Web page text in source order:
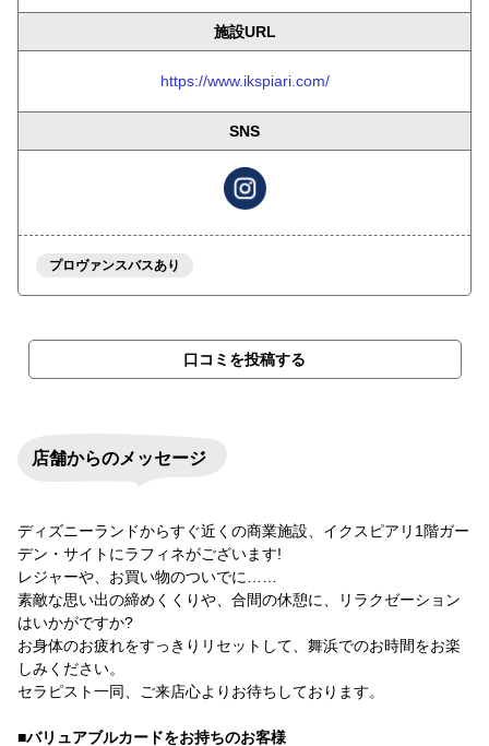
施設URL
https://www.ikspiari.com/
SNS
プロヴァンスバスあり
口コミを投稿する
店舗からのメッセージ
ディズニーランドからすぐ近くの商業施設、イクスピアリ1階ガー
デン・サイトにラフィネがございます!
レジャーや、お買い物のついでに……
素敵な思い出の締めくくりや、合間の休憩に、リラクゼーション
はいかがですか?
お身体のお疲れをすっきりリセットして、舞浜でのお時間をお楽
しみください。
セラピスト一同、ご来店心よりお待ちしております。
■バリュアブルカードをお持ちのお客様